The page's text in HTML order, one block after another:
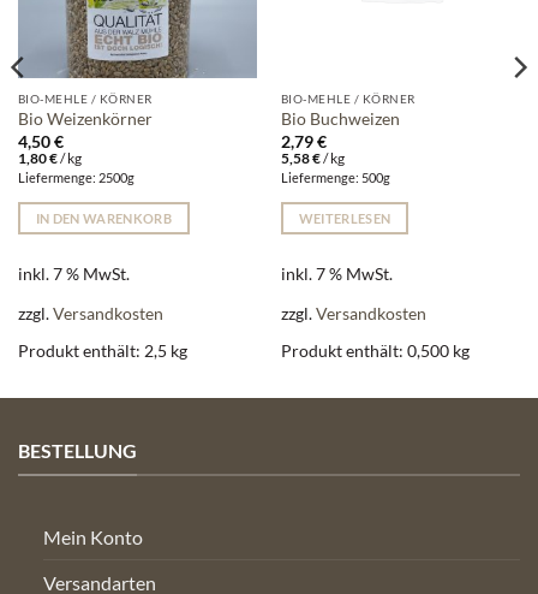
BIO-MEHLE / KÖRNER
Bio Weizenkörner
4,50€
1,80€/kg
Liefermenge: 2500g
IN DEN WARENKORB
inkl. 7 % MwSt.
zzgl.Versandkosten
Produkt enthält: 2,5 kg
BIO-MEHLE / KÖRNER
Bio Buchweizen
2,79€
5,58€/kg
Liefermenge: 500g
WEITERLESEN
inkl. 7 % MwSt.
zzgl.Versandkosten
Produkt enthält: 0,500 kg
BESTELLUNG
Mein Konto
Versandarten